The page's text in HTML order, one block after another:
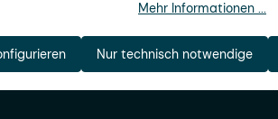
Mehr Informationen ...
Nur technisch notwendige